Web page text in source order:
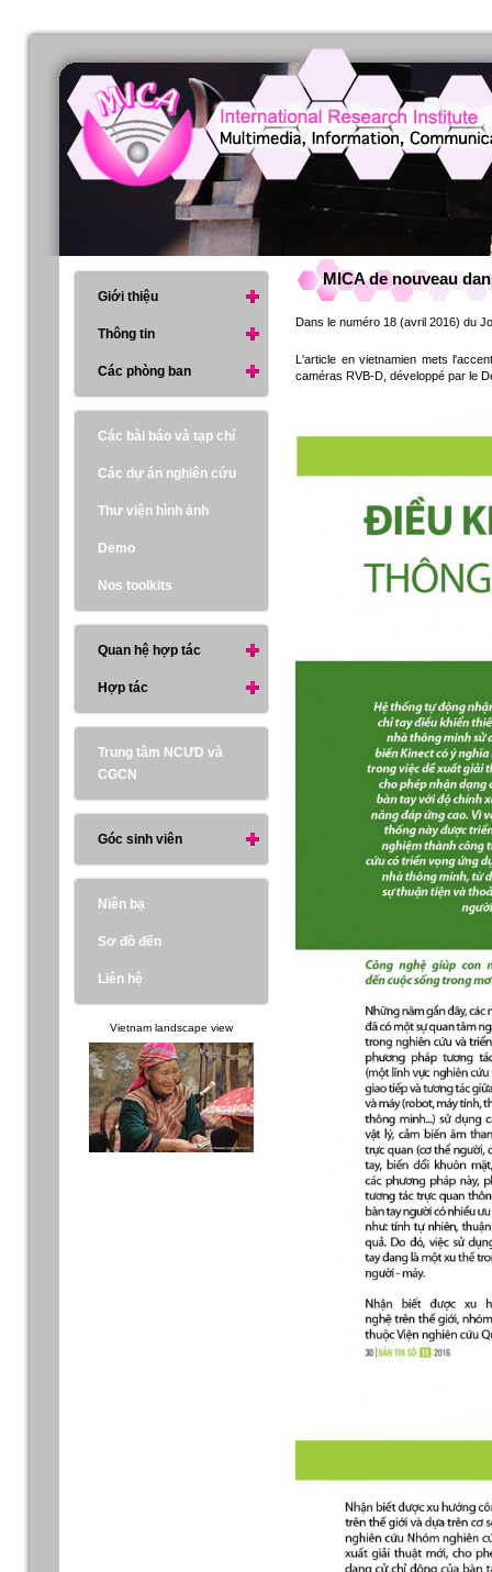
MICA de nouveau
Dans le numéro 18 (avril 2016) du
L'article en vietnamien mets
caméras RVB-D, développé par le
Giới thiệu
Thông tin
Các phòng ban
Các bài báo và tạp chí
Các dự án nghiên cứu
Thư viện hình ảnh
Demo
Nos toolkits
Quan hệ hợp tác
Hợp tác
Trung tâm NCƯD và
CGCN
Góc sinh viên
Niên bạ
Sơ đồ đến
Liên hệ
Vietnam landscape view